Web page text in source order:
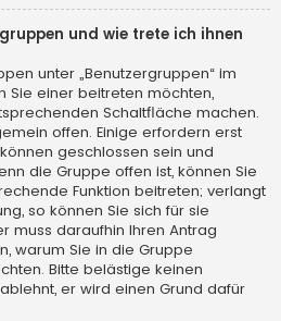
und wie trete ich ihnen
unter „Benutzergruppen“ im
Sie einer beitreten möchten,
Schaltfläche machen.
offen. Einige erfordern erst
geschlossen sein und
die Gruppe offen ist, können Sie
Funktion beitreten; verlangt
so können Sie sich für sie
muss daraufhin Ihren Antrag
warum Sie in die Gruppe
Bitte belästige keinen
er wird einen Grund dafür